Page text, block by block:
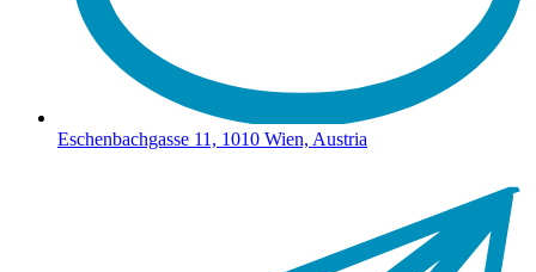
Eschenbachgasse 11, 1010 Wien, Austria